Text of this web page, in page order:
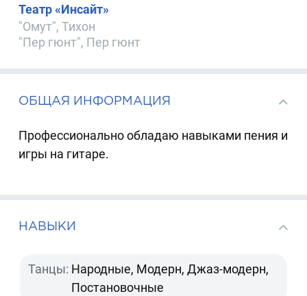
Театр «Инсайт»
"Омут", Тихон
"Пер гюнт", Пер гюнт
ОБЩАЯ ИНФОРМАЦИЯ
Профессионально обладаю навыками пения и
игры на гитаре.
НАВЫКИ
Танцы: Народные, Модерн, Джаз-модерн,
Постановочные